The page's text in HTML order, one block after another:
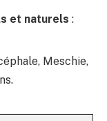
et naturels :
Meschie,